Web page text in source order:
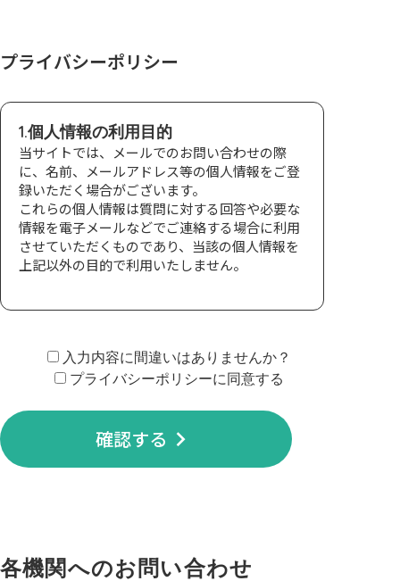
arrow_forwardHOME
プライバシーポリシー
1.個人情報の利用目的
当サイトでは、メールでのお問い合わせの際
に、名前、メールアドレス等の個人情報をご登
録いただく場合がございます。
これらの個人情報は質問に対する回答や必要な
情報を電子メールなどでご連絡する場合に利用
させていただくものであり、当該の個人情報を
上記以外の目的で利用いたしません。
2.個人情報の第三者への開示
に該当する場合を除いて第三者に開示すること
はありません。
本人が承諾した場合
3.個人情報の開示、訂正、追加、削除、
入力内容に間違いはありませんか？
プライバシーポリシーに同意する
確認する keyboard_arrow_right
各機関へのお問い合わせ